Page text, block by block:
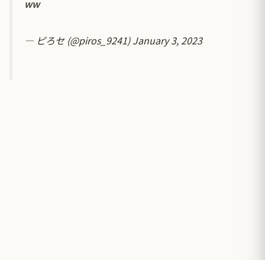
ww
— ピろセ (@piros_9241)January 3, 2023